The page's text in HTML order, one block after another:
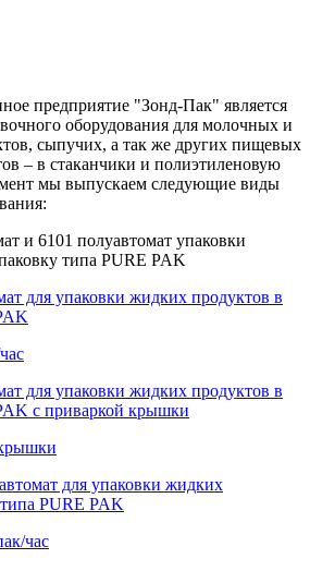
предприятие "Зонд-Пак" является
оборудования для молочных и
сыпучих, а так же других пищевых
– в стаканчики и полиэтиленовую
мы выпускаем следующие виды
и 6101 полуавтомат упаковки
типа PURE PAK
час